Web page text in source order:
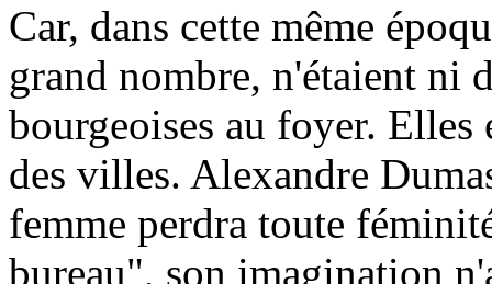
Car, dans cette même
grand nombre, n'étaient ni
bourgeoises au foyer. Elles
des villes. Alexandre
femme perdra toute
bureau", son imagination